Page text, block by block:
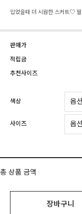
입었을때 더 시원한 스커트♡
판매가
적립금
추천사이즈
색상
사이즈
총 상품 금액
장바구니